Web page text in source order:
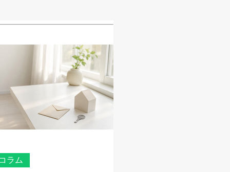
ラム